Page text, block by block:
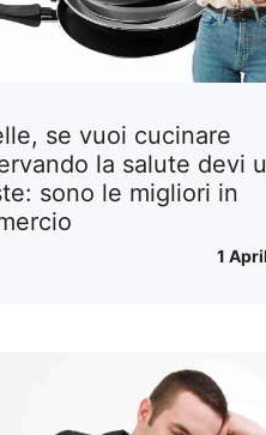
se vuoi cucinare
la salute devi
sono le migliori in
1